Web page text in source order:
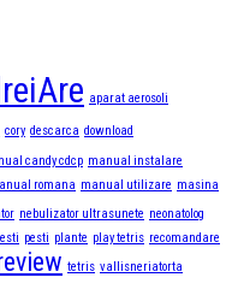
aparat aerosoli
cory descarca download
candy cdcp manual instalare
romana manual utilizare masina
nebulizator ultrasunete neonatolog
pesti plante play tetris recomandare
tetris vallisneriatorta